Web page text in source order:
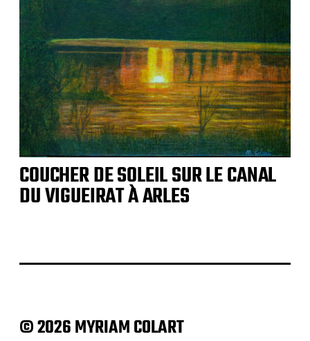
COUCHER DE SOLEIL SUR LE CANAL
DU VIGUEIRAT À ARLES
© 2026 MYRIAM COLART